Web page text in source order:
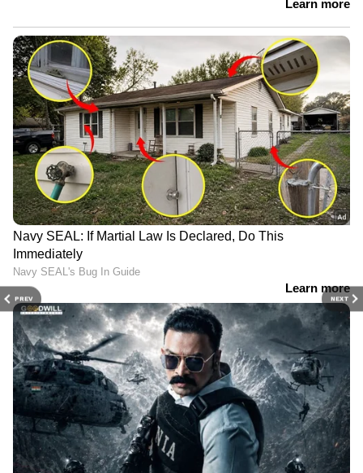
PREV NEXT